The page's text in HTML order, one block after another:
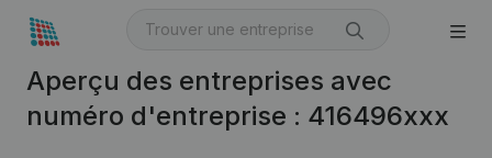
Aperçu des entreprises avec
numéro d'entreprise : 416496xxx